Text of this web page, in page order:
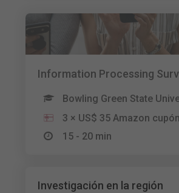
Information Processing
Bowling Green State
3 × US$ 35 Amazon cupón
15 - 20 min
Investigación en la región